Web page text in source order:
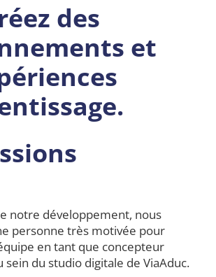
des
et
notre développement, nous
personne très motivée pour
en tant que concepteur
sein du studio digitale de ViaAduc.